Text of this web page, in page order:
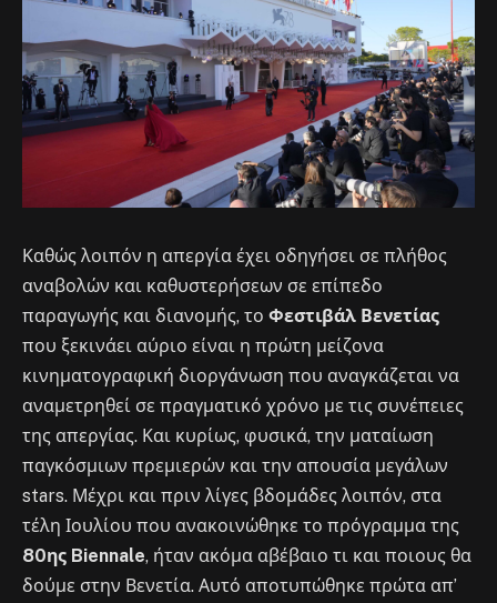
Καθώς λοιπόν η απεργία έχει οδηγήσει σε πλήθος
αναβολών και καθυστερήσεων σε επίπεδο
παραγωγής και διανομής, το Φεστιβάλ Βενετίας
που ξεκινάει αύριο είναι η πρώτη μείζονα
κινηματογραφική διοργάνωση που αναγκάζεται να
αναμετρηθεί σε πραγματικό χρόνο με τις συνέπειες
της απεργίας. Και κυρίως, φυσικά, την ματαίωση
παγκόσμιων πρεμιερών και την απουσία μεγάλων
stars. Μέχρι και πριν λίγες βδομάδες λοιπόν, στα
τέλη Ιουλίου που ανακοινώθηκε το πρόγραμμα της
80ης Biennale, ήταν ακόμα αβέβαιο τι και ποιους θα
δούμε στην Βενετία. Αυτό αποτυπώθηκε πρώτα απ’